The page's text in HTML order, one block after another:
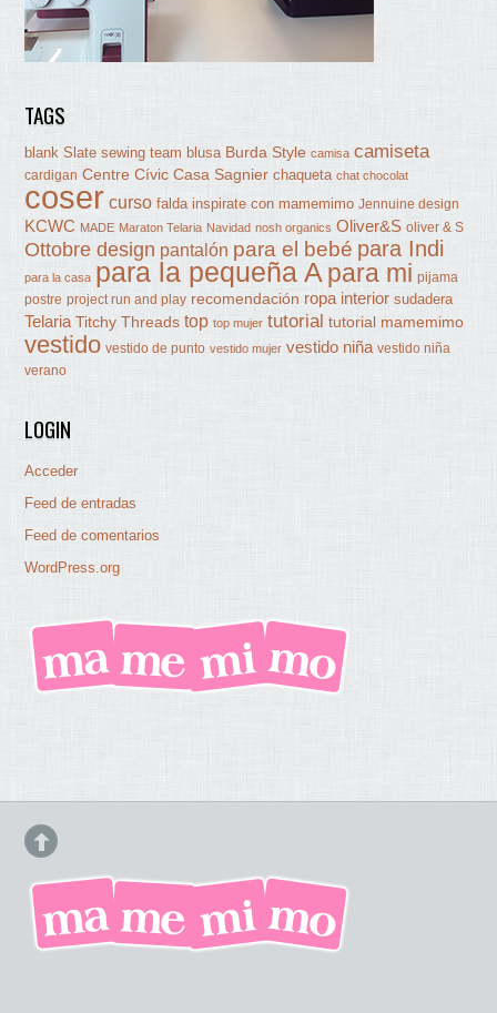
TAGS
blank Slate sewing team blusa Burda Style camisa camiseta
cardigan Centre Cívic Casa Sagnier chaqueta chat chocolat
coser curso falda inspirate con mamemimo Jennuine design
KCWC MADE Maraton Telaria Navidad nosh organics Oliver&S oliver & S
Ottobre design pantalón para el bebé para Indi
para la casa para la pequeña A para mi pijama
postre project run and play recomendación ropa interior sudadera
Telaria Titchy Threads top top mujer tutorial tutorial mamemimo
vestido vestido de punto vestido mujer vestido niña vestido niña
verano
LOGIN
Acceder
Feed de entradas
Feed de comentarios
WordPress.org